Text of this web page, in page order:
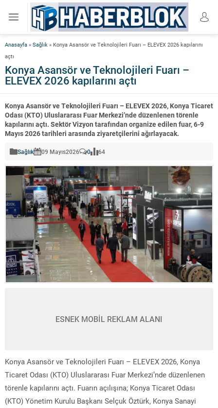
Anasayfa » Sağlık » Konya Asansör ve Teknolojileri Fuarı – ELEVEX 2026 kapılarını
açtı
Konya Asansör ve Teknolojileri Fuarı –
ELEVEX 2026 kapılarını açtı
Konya Asansör ve Teknolojileri Fuarı – ELEVEX 2026, Konya Ticaret
Odası (KTO) Uluslararası Fuar Merkezi’nde düzenlenen törenle
kapılarını açtı. Sektör Vizyon tarafından organize edilen fuar, 6-9
Mayıs 2026 tarihleri arasında ziyaretçilerini ağırlayacak.
Sağlık 09 Mayıs2026 0 64
ESNEK MOBİL REKLAM ALANI
Konya Asansör ve Teknolojileri Fuarı – ELEVEX 2026, Konya
Ticaret Odası (KTO) Uluslararası Fuar Merkezi’nde düzenlenen
törenle kapılarını açtı. Fuarın açılışına; Konya Ticaret Odası
(KTO) Yönetim Kurulu Başkanı Selçuk Öztürk, Konya Sanayi